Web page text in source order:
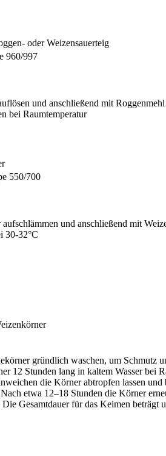
oder Weizensauerteig
960/997
und anschließend mit
bei Raumtemperatur
550/700
aufschlämmen und anschließend mit
30-32°C
gründlich waschen, um Schmutz
12 Stunden lang in kaltem Wasser bei
die Körner abtropfen lassen
etwa 12–18 Stunden die Körner
Die Gesamtdauer für das Keimen beträgt